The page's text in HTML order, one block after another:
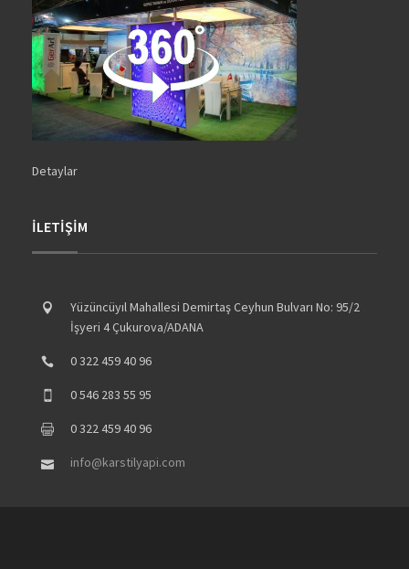
Detaylar
İLETİŞİM
Yüzüncüyıl Mahallesi Demirtaş Ceyhun Bulvarı No: 95/2
İşyeri 4 Çukurova/ADANA
0 322 459 40 96
0 546 283 55 95
0 322 459 40 96
info@karstilyapi.com